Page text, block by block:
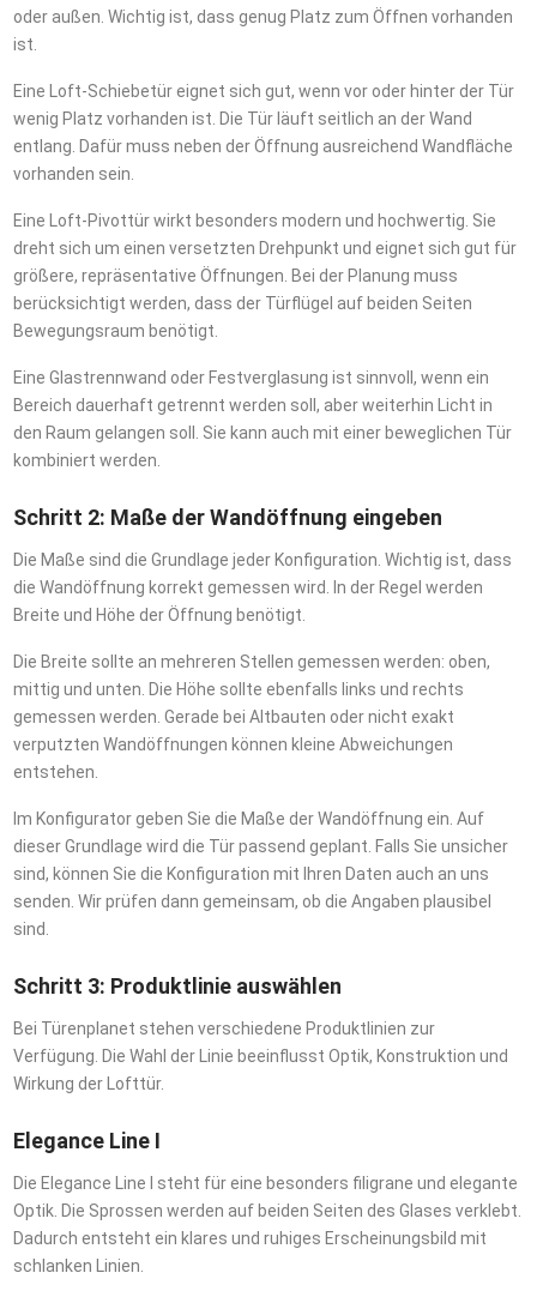
oder außen. Wichtig ist, dass genug Platz zum Öffnen vorhanden
ist.
Eine Loft-Schiebetür eignet sich gut, wenn vor oder hinter der Tür
wenig Platz vorhanden ist. Die Tür läuft seitlich an der Wand
entlang. Dafür muss neben der Öffnung ausreichend Wandfläche
vorhanden sein.
Eine Loft-Pivottür wirkt besonders modern und hochwertig. Sie
dreht sich um einen versetzten Drehpunkt und eignet sich gut für
größere, repräsentative Öffnungen. Bei der Planung muss
berücksichtigt werden, dass der Türflügel auf beiden Seiten
Bewegungsraum benötigt.
Eine Glastrennwand oder Festverglasung ist sinnvoll, wenn ein
Bereich dauerhaft getrennt werden soll, aber weiterhin Licht in
den Raum gelangen soll. Sie kann auch mit einer beweglichen Tür
kombiniert werden.
Schritt 2: Maße der Wandöffnung eingeben
Die Maße sind die Grundlage jeder Konfiguration. Wichtig ist, dass
die Wandöffnung korrekt gemessen wird. In der Regel werden
Breite und Höhe der Öffnung benötigt.
Die Breite sollte an mehreren Stellen gemessen werden: oben,
mittig und unten. Die Höhe sollte ebenfalls links und rechts
gemessen werden. Gerade bei Altbauten oder nicht exakt
verputzten Wandöffnungen können kleine Abweichungen
entstehen.
Im Konfigurator geben Sie die Maße der Wandöffnung ein. Auf
dieser Grundlage wird die Tür passend geplant. Falls Sie unsicher
sind, können Sie die Konfiguration mit Ihren Daten auch an uns
senden. Wir prüfen dann gemeinsam, ob die Angaben plausibel
sind.
Schritt 3: Produktlinie auswählen
Bei Türenplanet stehen verschiedene Produktlinien zur
Verfügung. Die Wahl der Linie beeinflusst Optik, Konstruktion und
Wirkung der Lofttür.
Elegance Line I
Die Elegance Line I steht für eine besonders filigrane und elegante
Optik. Die Sprossen werden auf beiden Seiten des Glases verklebt.
Dadurch entsteht ein klares und ruhiges Erscheinungsbild mit
schlanken Linien.